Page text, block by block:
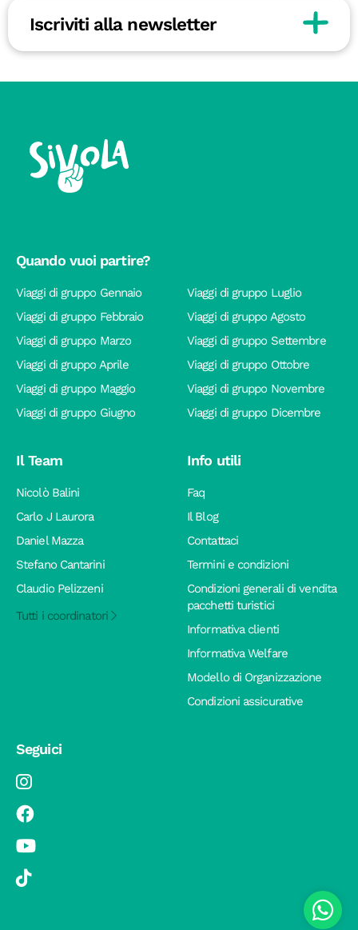
Iscriviti alla newsletter
Quando vuoi partire?
Viaggi di gruppo Gennaio
Viaggi di gruppo Febbraio
Viaggi di gruppo Marzo
Viaggi di gruppo Aprile
Viaggi di gruppo Maggio
Viaggi di gruppo Giugno
Viaggi di gruppo Luglio
Viaggi di gruppo Agosto
Viaggi di gruppo Settembre
Viaggi di gruppo Ottobre
Viaggi di gruppo Novembre
Viaggi di gruppo Dicembre
Il Team
Nicolò Balini
Carlo J Laurora
Daniel Mazza
Stefano Cantarini
Claudio Pelizzeni
Tutti i coordinatori
Info utili
Faq
Il Blog
Contattaci
Termini e condizioni
Condizioni generali di vendita
pacchetti turistici
Informativa clienti
Informativa Welfare
Modello di Organizzazione
Condizioni assicurative
Seguici